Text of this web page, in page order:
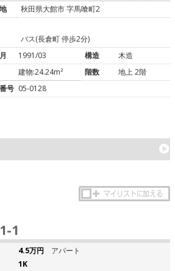
秋田県大館市 字馬喰町2
バス(長倉町 停歩2分)
1991/03 構造
木造
建物:24.24m² 階数
地上 2階
号 05-0128
1
4.5万円
アパート
1K